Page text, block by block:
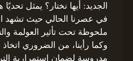
الجديد: أيها نختار؟ يمثل
في عصرنا الحالي حيث تشهد
ملحوظة تحت تأثير العولمة
وكما رأينا، من الضروري
مدروسة لضمان استمرارية